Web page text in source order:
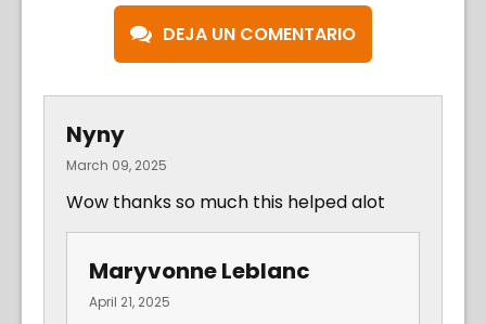
DEJA UN COMENTARIO
Nyny
March 09, 2025
Wow thanks so much this helped alot
Maryvonne Leblanc
April 21, 2025